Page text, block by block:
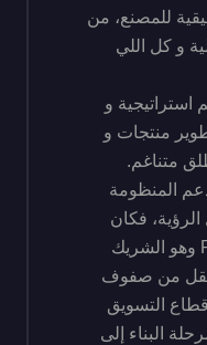
للمصنع، من
و كل اللي
استراتيجية و
منتجات و
متناغم.
المنظومة
فكان
الدفع بأحد أعمدة Food-Xperts وهو الشريك
من صفوف
التسويق
البناء إلى